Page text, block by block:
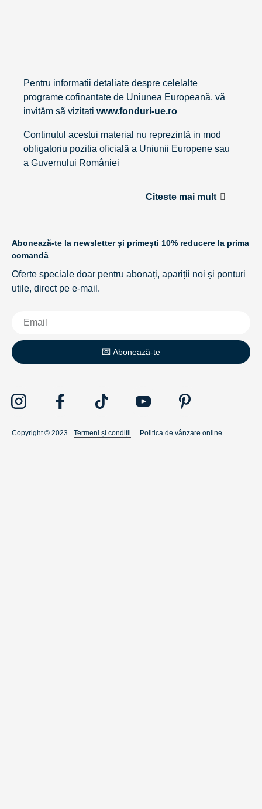
Pentru informatii detaliate despre celelalte
programe cofinantate de Uniunea Europeană, vă
invităm sã vizitati www.fonduri-ue.ro
Continutul acestui material nu reprezintä in mod
obligatoriu pozitia oficialã a Uniunii Europene sau
a Guvernului României
Citeste mai mult
Abonează-te la newsletter și primești 10% reducere la prima
comandă
Oferte speciale doar pentru abonați, apariții noi și ponturi
utile, direct pe e-mail.
💌 Abonează-te
Copyright © 2023 Termeni și condiții Politica de vânzare online